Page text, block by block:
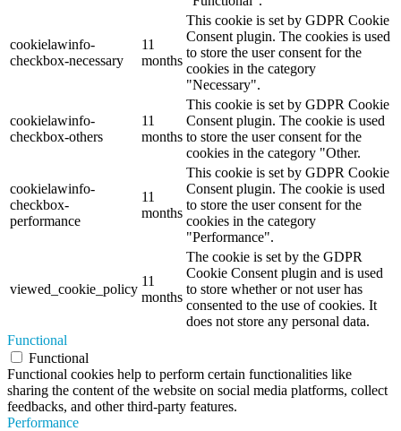
cookielawinfo-
checkbox-necessary
11
months
This cookie is set by GDPR Cookie
Consent plugin. The cookies is used
to store the user consent for the
cookies in the category
"Necessary".
cookielawinfo-
checkbox-others
11
months
This cookie is set by GDPR Cookie
Consent plugin. The cookie is used
to store the user consent for the
cookies in the category "Other.
cookielawinfo-
checkbox-
performance
11
months
This cookie is set by GDPR Cookie
Consent plugin. The cookie is used
to store the user consent for the
cookies in the category
"Performance".
viewed_cookie_policy
11
months
The cookie is set by the GDPR
Cookie Consent plugin and is used
to store whether or not user has
consented to the use of cookies. It
does not store any personal data.
Functional
Functional
Functional cookies help to perform certain functionalities like
sharing the content of the website on social media platforms, collect
feedbacks, and other third-party features.
Performance